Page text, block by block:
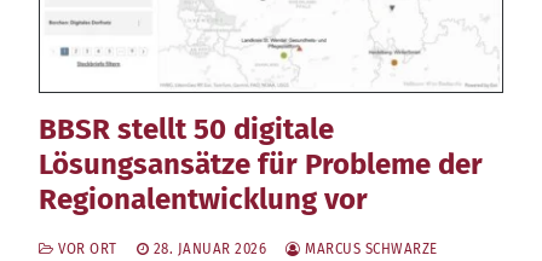
BBSR stellt 50 digitale
Lösungsansätze für Probleme der
Regionalentwicklung vor
VOR ORT 28. JANUAR 2026 MARCUS SCHWARZE